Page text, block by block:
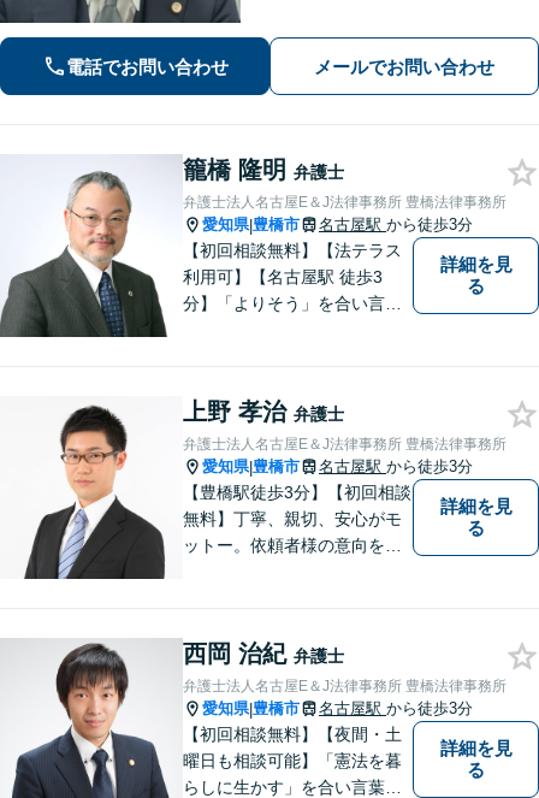
います。完全個室
電話でお問い合わせ メールでお問い合わせ
籠橋 隆明 弁護士
弁護士法人名古屋E＆J法律事務所 豊橋法律事務所
愛知県|豊橋市 名古屋駅 から徒歩3分
【初回相談無料】【法テラス
利用可】【名古屋駅 徒歩3
分】「よりそう」を合い言葉
応対をさせていただきます。
お気軽にご相談ください。
詳細を見
る
上野 孝治 弁護士
弁護士法人名古屋E＆J法律事務所 豊橋法律事務所
愛知県|豊橋市 名古屋駅 から徒歩3分
【豊橋駅徒歩3分】【初回相談
無料】丁寧、親切、安心がモ
ットー。依頼者様の意向を深
を明るい未来へと導きます。
まずは無料相談をご利用くだ
さい。
詳細を見
る
西岡 治紀 弁護士
弁護士法人名古屋E＆J法律事務所 豊橋法律事務所
愛知県|豊橋市 名古屋駅 から徒歩3分
【初回相談無料】【夜間・土
曜日も相談可能】「憲法を暮
らしに生かす」を合い言葉
詳細を見
る